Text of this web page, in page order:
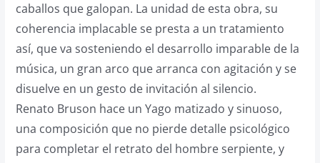
caballos que galopan. La unidad de esta obra, su
coherencia implacable se presta a un tratamiento
así, que va sosteniendo el desarrollo imparable de la
música, un gran arco que arranca con agitación y se
disuelve en un gesto de invitación al silencio.
Renato Bruson hace un Yago matizado y sinuoso,
una composición que no pierde detalle psicológico
para completar el retrato del hombre serpiente, y